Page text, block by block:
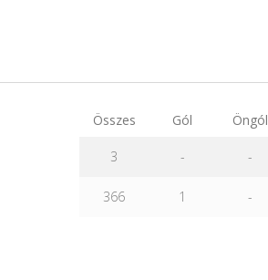
Összes Gól Öngól
3 - -
366 1 -